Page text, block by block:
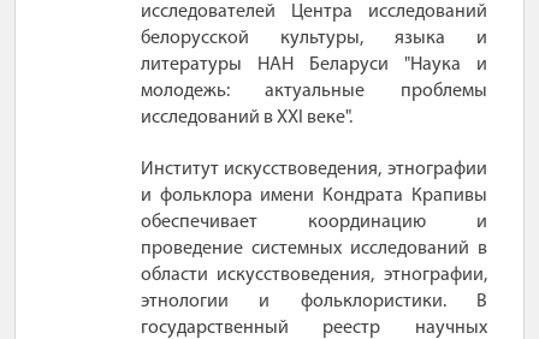
исследователей Центра исследований
белорусской культуры, языка и
литературы НАН Беларуси "Наука и
молодежь: актуальные проблемы
исследований в ХХІ веке".
Институт искусствоведения, этнографии
и фольклора имени Кондрата Крапивы
обеспечивает координацию и
проведение системных исследований в
области искусствоведения, этнографии,
этнологии и фольклористики. В
государственный реестр научных